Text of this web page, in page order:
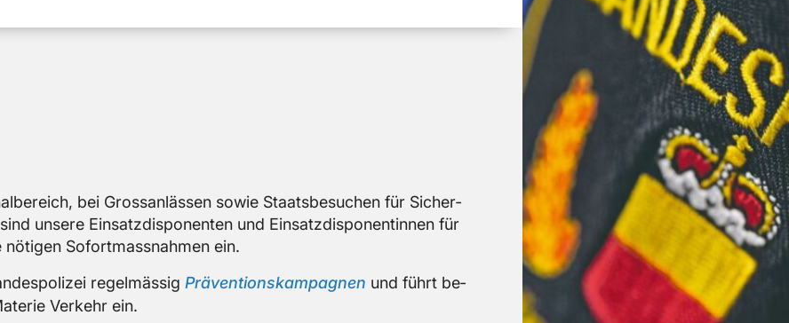
bei Gross­an­läs­sen sowie Staats­be­su­chen für Si­cher­
un­se­re Ein­satz­dis­po­nen­ten und Ein­satz­dis­po­nen­tin­nen für
So­fort­mass­nah­men ein.
re­gel­mäs­sig Prä­ven­ti­ons­kam­pa­gnen und führt be­
Ver­kehr ein.